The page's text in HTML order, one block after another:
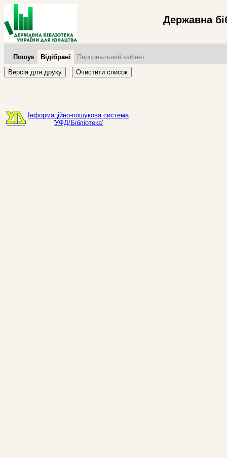
Державна
Пошук Відібрані
Персональний кабінет
Версія для друку
Очистити список
Інформаційно-пошукова система
'УФД/Бібліотека'